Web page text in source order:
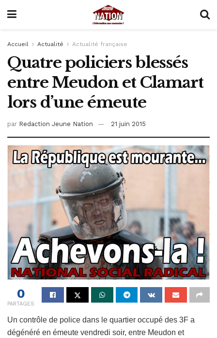
Accueil Actualité Actualité française
Quatre policiers blessés
entre Meudon et Clamart
lors d’une émeute
par Redaction Jeune Nation 21 juin 2015
0
PARTAGES
Un contrôle de police dans le quartier occupé des 3F a
dégénéré en émeute vendredi soir, entre Meudon et